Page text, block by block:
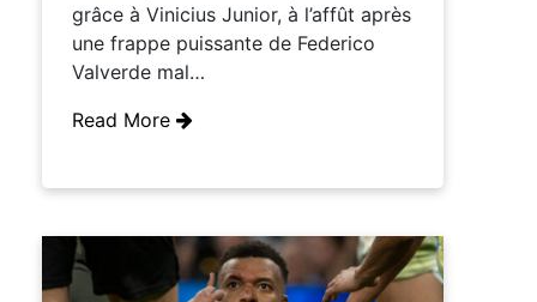
grâce à Vinicius Junior, à l’affût après
une frappe puissante de Federico
Valverde mal…
Read More